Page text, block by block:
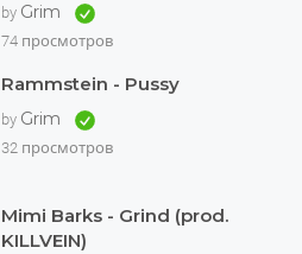
by Grim
74 просмотров
Rammstein - Pussy
by Grim
32 просмотров
Mimi Barks - Grind (prod.
KILLVEIN)